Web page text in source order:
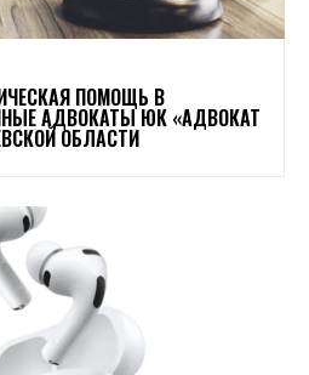
ПОМОЩЬ В
АДВОКАТЫ ЮК «АДВОКАТ
ОБЛАСТИ